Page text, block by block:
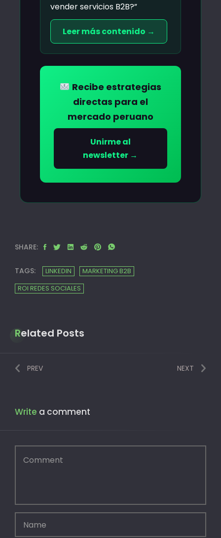
vender servicios B2B?”
Leer más contenido →
Recibe estrategias
directas para el
mercado peruano
Unirme al
newsletter →
SHARE:
TAGS: LINKEDIN
MARKETING B2B
ROI REDES SOCIALES
Related Posts
PREV NEXT
Write a comment